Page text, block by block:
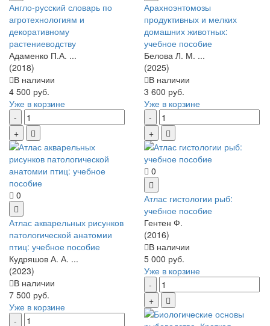
Англо-русский словарь по
агротехнологиям и
декоративному
растениеводству
Адаменко П.А. ...
(2018)
В наличии
4 500 руб.
Уже в корзине
Арахноэнтомозы
продуктивных и мелких
домашних животных:
учебное пособие
Белова Л. М. ...
(2025)
В наличии
3 600 руб.
Уже в корзине
0
Атлас акварельных рисунков
патологической анатомии
птиц: учебное пособие
Кудряшов А. А. ...
(2023)
В наличии
7 500 руб.
Уже в корзине
0
Атлас гистологии рыб:
учебное пособие
Гентен Ф.
(2016)
В наличии
5 000 руб.
Уже в корзине